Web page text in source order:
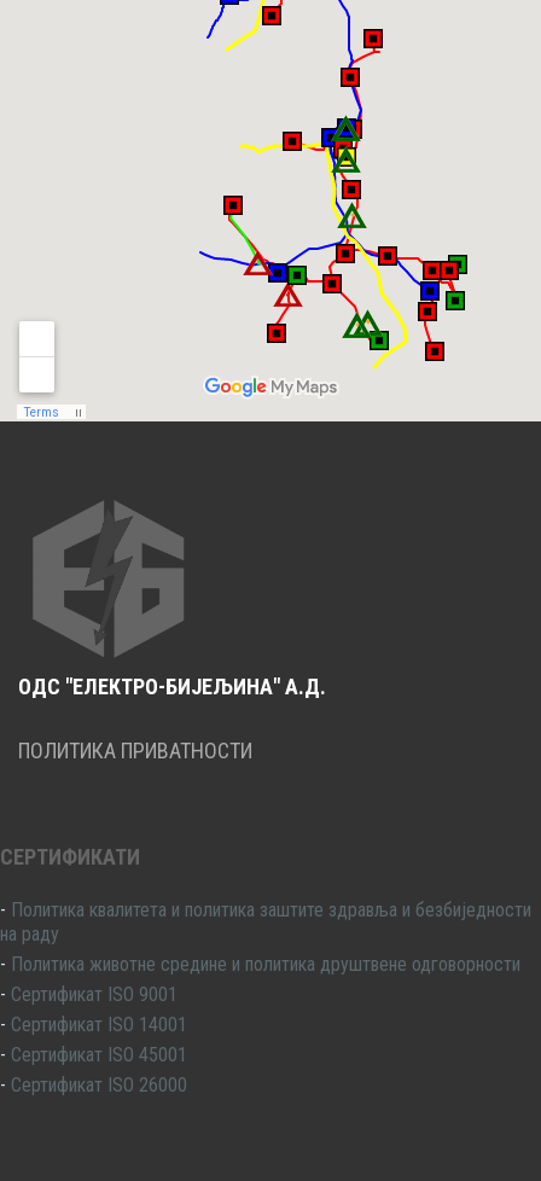
ОДС "ЕЛЕКТРО-БИЈЕЉИНА" А.Д.
ПОЛИТИКА ПРИВАТНОСТИ
СЕРТИФИКАТИ
- Политика квалитета и политика заштите здравља и безбиједности
на раду
- Политика животне средине и политика друштвене одговорности
- Сертификат ISO 9001
- Сертификат ISO 14001
- Сертификат ISO 45001
- Сертификат ISO 26000